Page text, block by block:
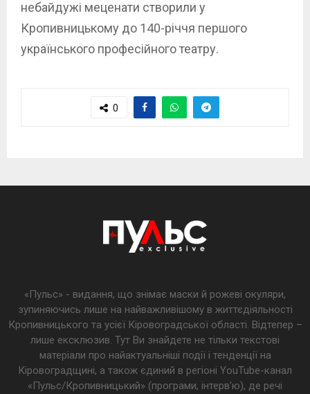
небайдужі меценати створили у
Кропивницькому до 140-річчя першого
українського професійного театру.
0
«Пульс» - видання, що знімає маски й рожеві окуляри,
зупиняючись лише на найважливішому в життєдіяльності
Кропивницького та усієї Кіровоградської області. Відтепер –
лише ексклюзив. Тут Ви знайдете не тільки текстові
матеріали про найактуальніші події і тенденції на
Кіровоградщині, а також єдиний в регіоні YouTube-канал
«Пульс/Кропивницький» (програми, інтерв’ю), де речі